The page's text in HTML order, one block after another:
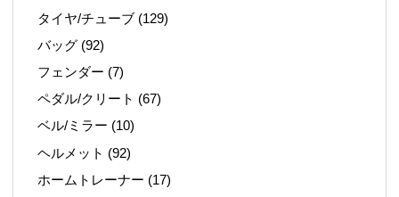
タイヤ/チューブ (129)
バッグ (92)
フェンダー (7)
ペダル/クリート (67)
ベル/ミラー (10)
ヘルメット (92)
ホームトレーナー (17)